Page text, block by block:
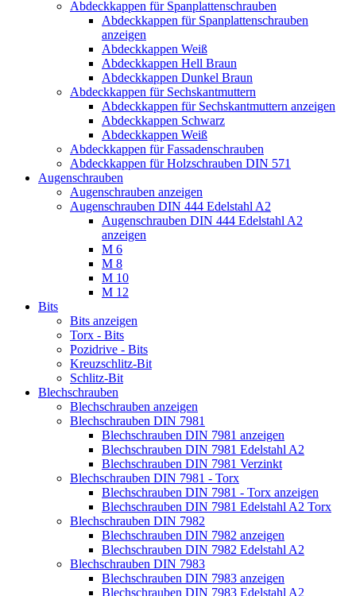
Abdeckkappen für Spanplattenschrauben
Abdeckkappen für Spanplattenschrauben
anzeigen
Abdeckkappen Weiß
Abdeckkappen Hell Braun
Abdeckkappen Dunkel Braun
Abdeckkappen für Sechskantmuttern
Abdeckkappen für Sechskantmuttern anzeigen
Abdeckkappen Schwarz
Abdeckkappen Weiß
Abdeckkappen für Fassadenschrauben
Abdeckkappen für Holzschrauben DIN 571
Augenschrauben
Augenschrauben anzeigen
Augenschrauben DIN 444 Edelstahl A2
Augenschrauben DIN 444 Edelstahl A2
anzeigen
M 6
M 8
M 10
M 12
Bits
Bits anzeigen
Torx - Bits
Pozidrive - Bits
Kreuzschlitz-Bit
Schlitz-Bit
Blechschrauben
Blechschrauben anzeigen
Blechschrauben DIN 7981
Blechschrauben DIN 7981 anzeigen
Blechschrauben DIN 7981 Edelstahl A2
Blechschrauben DIN 7981 Verzinkt
Blechschrauben DIN 7981 - Torx
Blechschrauben DIN 7981 - Torx anzeigen
Blechschrauben DIN 7981 Edelstahl A2 Torx
Blechschrauben DIN 7982
Blechschrauben DIN 7982 anzeigen
Blechschrauben DIN 7982 Edelstahl A2
Blechschrauben DIN 7983
Blechschrauben DIN 7983 anzeigen
Blechschrauben DIN 7983 Edelstahl A2